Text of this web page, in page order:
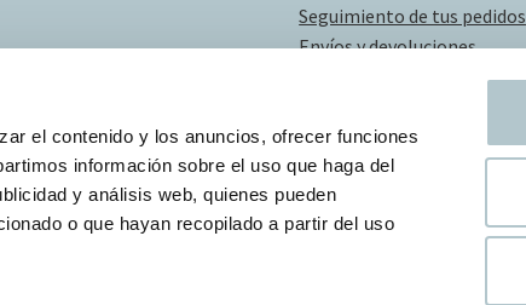
el contenido y los anuncios, ofrecer funciones
información sobre el uso que haga del
y análisis web, quienes pueden
o que hayan recopilado a partir del uso
Seguimiento de tus pedidos
Envíos y devoluciones